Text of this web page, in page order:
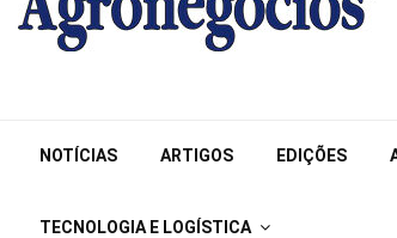
NOTÍCIAS ARTIGOS EDIÇÕES
TECNOLOGIA E LOGÍSTICA